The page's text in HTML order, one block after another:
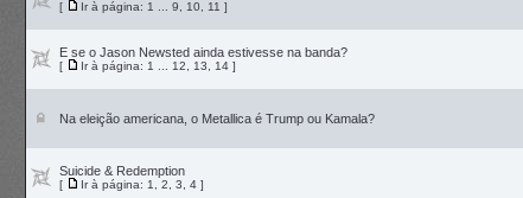
[ Ir à página: 1 9 10, 11 ]
E se o Jason Newsted ainda estivesse na banda?
[ Ir à página: 1 12 13 14]
Na eleição americana, o Metallica é Trump ou Kamala?
Suicide & Redemption
[ Ir à página: 1 2 3 4]